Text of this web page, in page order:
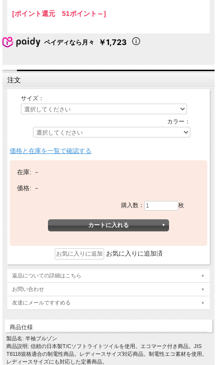
[ポイント還元 51ポイント～]
ペイディなら月々 ￥1,723
注文
サイズ：
カラー：
価格と在庫を一覧で確認する
在庫: －
価格: －
購入数： 枚
お気に入りに追加済
返品についての詳細はこちら
お問い合わせ
友達にメールですすめる
商品仕様
製品名: 半袖ブルゾン
商品説明: 信頼の日本製T/Cソフトライトツイルを使用。エコマーク付き商品。JIS
T8118規格適合の制電性商品。レディースサイズ対応商品。制電性エコ素材を使用。
レディースサイズにも対応した定番商品。